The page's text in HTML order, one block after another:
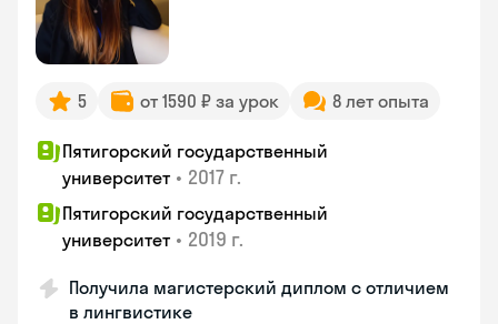
5 от 1590 ₽ за урок 8 лет опыта
Пятигорский государственный
университет • 2017 г.
Пятигорский государственный
университет • 2019 г.
Получила магистерский диплом с отличием
в лингвистике